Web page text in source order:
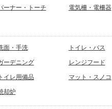
ーナー・トーチ 電気柵・電柵器
面・手洗 トイレ・バス
ーデニング レンジフード
トイレ用備品 マット・スノコ
却炉